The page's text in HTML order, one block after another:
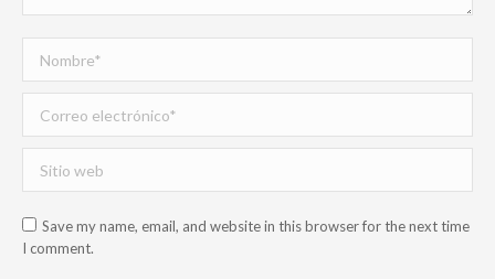
Save my name, email, and website in this browser for the next time
I comment.